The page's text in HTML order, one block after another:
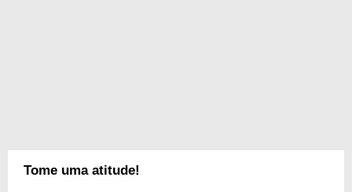
Tome uma atitude!